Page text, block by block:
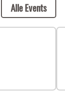
Alle Events